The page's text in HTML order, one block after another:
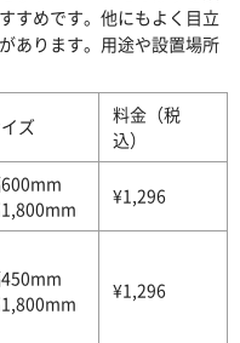
すめです。他にもよく目立
あります。用途や設置場所
ズ
料金（税
込）
¥1,296
¥1,296